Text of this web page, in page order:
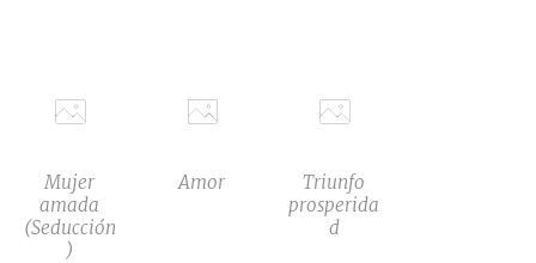
Mujer
amada
(Seducción
)
Amor
Triunfo
prosperida
d